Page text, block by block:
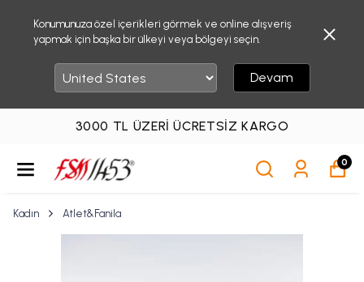
Konumunuza özel içerikleri görmek ve online alışveriş
yapmak için başka bir ülkeyi veya bölgeyi seçin.
Devam
3000 TL ÜZERI ÜCRETSIZ KARGO
0
Kadın Atlet&Fanila